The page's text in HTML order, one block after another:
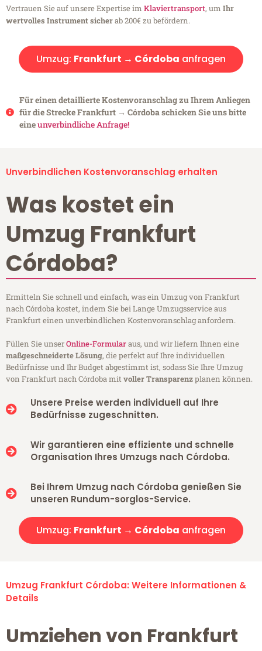
Vertrauen Sie auf unsere Expertise im Klaviertransport, um Ihr
wertvolles Instrument sicherab 200€ zu befördern.
Umzug: Frankfurt → Córdoba anfragen
Für einen detaillierte Kostenvoranschlag zu Ihrem Anliegen
für die Strecke Frankfurt → Córdoba schicken Sie uns bitte
eineunverbindliche Anfrage!
Unverbindlichen Kostenvoranschlag erhalten
Was kostet ein
Umzug Frankfurt
Córdoba?
Ermitteln Sie schnell und einfach, was ein Umzug von Frankfurt
nach Córdoba kostet, indem Sie bei Lange Umzugsservice aus
Frankfurt einen unverbindlichen Kostenvoranschlag anfordern.
Füllen Sie unserOnline-Formularaus, und wir liefern Ihnen eine
maßgeschneiderte Lösung, die perfekt auf Ihre individuellen
Bedürfnisse und Ihr Budget abgestimmt ist, sodass Sie Ihre Umzug
von Frankfurt nach Córdoba mitvoller Transparenzplanen können.
Unsere Preise werden individuell auf Ihre
Bedürfnisse zugeschnitten.
Wir garantieren eine effiziente und schnelle
Organisation Ihres Umzugs nach Córdoba.
Bei Ihrem Umzug nach Córdoba genießen Sie
unseren Rundum-sorglos-Service.
Umzug: Frankfurt → Córdoba anfragen
Umzug Frankfurt Córdoba: Weitere Informationen &
Details
Umziehen von Frankfurt